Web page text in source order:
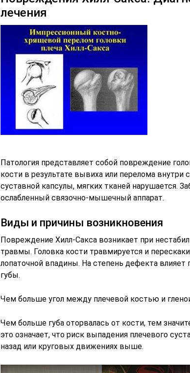
лечения
Патология представляет собой повреждение
кости в результате вывиха или перелома внутри
суставной капсулы, мягких тканей нарушается.
ослабленный связочно-мышечный аппарат.
Виды и причины возникновения
Повреждение Хилл-Сакса возникает при
травмы. Головка кости травмируется и
лопаточной впадины. На степень дефекта влияет
губы.
Чем больше угол между плечевой костью и
Чем больше губа оторвалась от кости, тем
это означает, что риск выпадения плечевого
назад или круговых движениях выше.